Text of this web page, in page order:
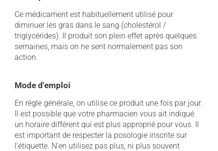
Ce médicament est habituellement utilisé pour
diminuer les gras dans le sang (cholestérol /
triglycérides). Il produit son plein effet après quelques
semaines, mais on ne sent normalement pas son
action.
Mode d'emploi
En règle générale, on utilise ce produit une fois par jour.
Il est possible que votre pharmacien vous ait indiqué
un horaire différent qui est plus approprié pour vous. Il
est important de respecter la posologie inscrite sur
l'étiquette. N'en utilisez pas plus, ni plus souvent